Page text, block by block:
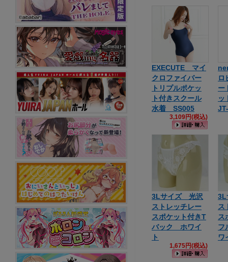
EXECUTE マイ
クロファイバー
トリプルポケッ
ト付きスクール
水着 SS005
3,109円(税込)
ロ
ー
ッ
3Lサイズ 光沢
ストレッチレー
スポケット付きT
バック ホワイ
ト
1,675円(税込)
ス
ス
フ
ワ